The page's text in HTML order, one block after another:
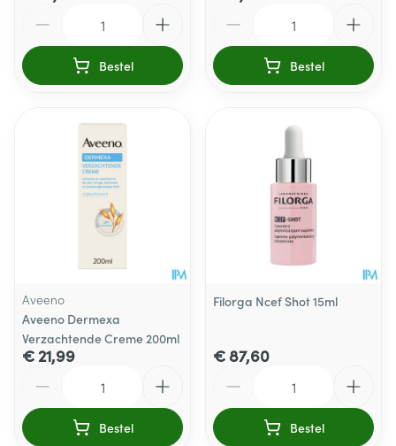
Bestel Bestel
Aveeno
Aveeno Dermexa
Verzachtende Creme 200ml
€ 21,99
Bestel
Filorga Ncef Shot 15ml
€ 87,60
Bestel